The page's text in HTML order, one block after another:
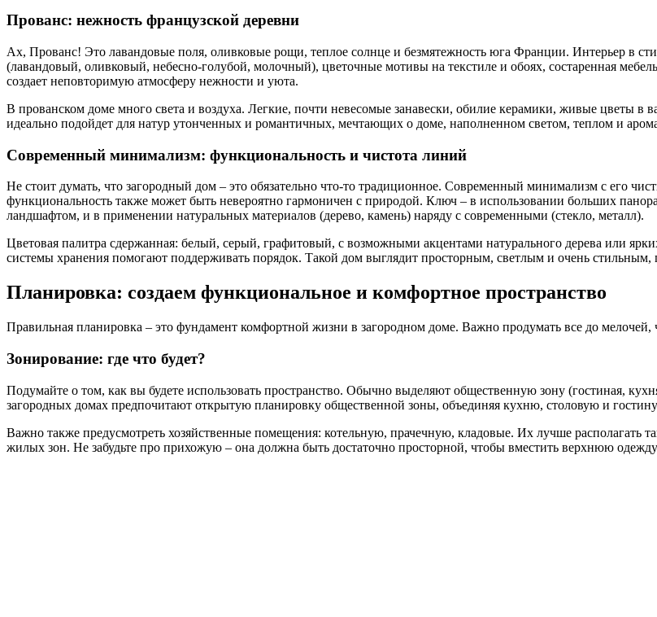
Прованс: нежность французской деревни
Ах, Прованс! Это лавандовые поля, оливковые рощи, теплое солнце и безмятежность юга Франции. Интерьер в
(лавандовый, оливковый, небесно-голубой, молочный), цветочные мотивы на текстиле и обоях, состаренная
создает неповторимую атмосферу нежности и уюта.
В прованском доме много света и воздуха. Легкие, почти невесомые занавески, обилие керамики, живые цветы в
идеально подойдет для натур утонченных и романтичных, мечтающих о доме, наполненном светом, теплом и
Современный минимализм: функциональность и чистота линий
Не стоит думать, что загородный дом – это обязательно что-то традиционное. Современный минимализм с его
функциональность также может быть невероятно гармоничен с природой. Ключ – в использовании больших
ландшафтом, и в применении натуральных материалов (дерево, камень) наряду с современными (стекло, металл).
Цветовая палитра сдержанная: белый, серый, графитовый, с возможными акцентами натурального дерева или
системы хранения помогают поддерживать порядок. Такой дом выглядит просторным, светлым и очень стильным,
Планировка: создаем функциональное и комфортное пространство
Правильная планировка – это фундамент комфортной жизни в загородном доме. Важно продумать все до
Зонирование: где что будет?
Подумайте о том, как вы будете использовать пространство. Обычно выделяют общественную зону (гостиная,
загородных домах предпочитают открытую планировку общественной зоны, объединяя кухню, столовую и
Важно также предусмотреть хозяйственные помещения: котельную, прачечную, кладовые. Их лучше
жилых зон. Не забудьте про прихожую – она должна быть достаточно просторной, чтобы вместить верхнюю